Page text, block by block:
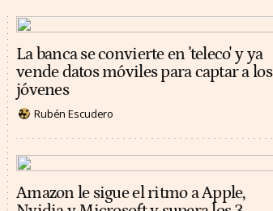
La banca se convierte en 'teleco' y ya
vende datos móviles para captar a los
jóvenes
Rubén Escudero
Amazon le sigue el ritmo a Apple,